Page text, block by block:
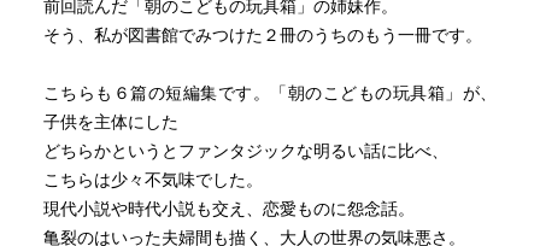
前回読んだ「朝のこどもの玩具箱」の姉妹作。
そう、私が図書館でみつけた２冊のうちのもう一冊です。
こちらも６篇の短編集です。「朝のこどもの玩具箱」が、
子供を主体にした
どちらかというとファンタジックな明るい話に比べ、
こちらは少々不気味でした。
現代小説や時代小説も交え、恋愛ものに怨念話。
亀裂のはいった夫婦間も描く、大人の世界の気味悪さ。